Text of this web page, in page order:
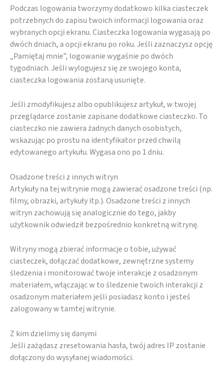
Podczas logowania tworzymy dodatkowo kilka ciasteczek
potrzebnych do zapisu twoich informacji logowania oraz
wybranych opcji ekranu. Ciasteczka logowania wygasają po
dwóch dniach, a opcji ekranu po roku. Jeśli zaznaczysz opcję
„Pamiętaj mnie”, logowanie wygaśnie po dwóch
tygodniach. Jeśli wylogujesz się ze swojego konta,
ciasteczka logowania zostaną usunięte.
Jeśli zmodyfikujesz albo opublikujesz artykuł, w twojej
przeglądarce zostanie zapisane dodatkowe ciasteczko. To
ciasteczko nie zawiera żadnych danych osobistych,
wskazując po prostu na identyfikator przed chwilą
edytowanego artykułu. Wygasa ono po 1 dniu.
Osadzone treści z innych witryn
Artykuły na tej witrynie mogą zawierać osadzone treści (np.
filmy, obrazki, artykuły itp.). Osadzone treści z innych
witryn zachowują się analogicznie do tego, jakby
użytkownik odwiedził bezpośrednio konkretną witrynę.
Witryny mogą zbierać informacje o tobie, używać
ciasteczek, dołączać dodatkowe, zewnętrzne systemy
śledzenia i monitorować twoje interakcje z osadzonym
materiałem, włączając w to śledzenie twoich interakcji z
osadzonym materiałem jeśli posiadasz konto i jesteś
zalogowany w tamtej witrynie.
Z kim dzielimy się danymi
Jeśli zażądasz zresetowania hasła, twój adres IP zostanie
dołączony do wysyłanej wiadomości.
działała jak
najlepiej
podczas
twojego
przejścia na nią.
Jeśli odrzucisz
te pliki cookie,
niektóre funkcje
internetowej.
Marketing
Udostępniając
zainteresowania i
zachowania
podczas
odwiedzania naszej
strony, zwiększasz
szansę na
spersonalizowanych
treści i ofert.